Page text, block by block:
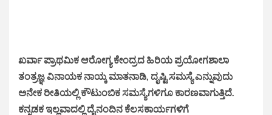
ಖರ್ವಾ ಪ್ರಾಥಮಿಕ ಆರೋಗ್ಯ ಕೇಂದ್ರದ ಹಿರಿಯ ಪ್ರಯೋಗಶಾಲಾ
ತಂತ್ರಜ್ಞ ವಿನಾಯಕ ನಾಯ್ಕ ಮಾತನಾಡಿ, ದೃಷ್ಟಿ ಸಮಸ್ಯೆ ಎನ್ನುವುದು
ಅನೇಕ ರೀತಿಯಲ್ಲಿ ಕೌಟುಂಬಿಕ ಸಮಸ್ಯೆಗಳಿಗೂ ಕಾರಣವಾಗುತ್ತಿದೆ.
ಕನ್ನಡಕ ಇಲ್ಲವಾದಲ್ಲಿ ದೈನಂದಿನ ಕೆಲಸಕಾರ್ಯಗಳಿಗೆ